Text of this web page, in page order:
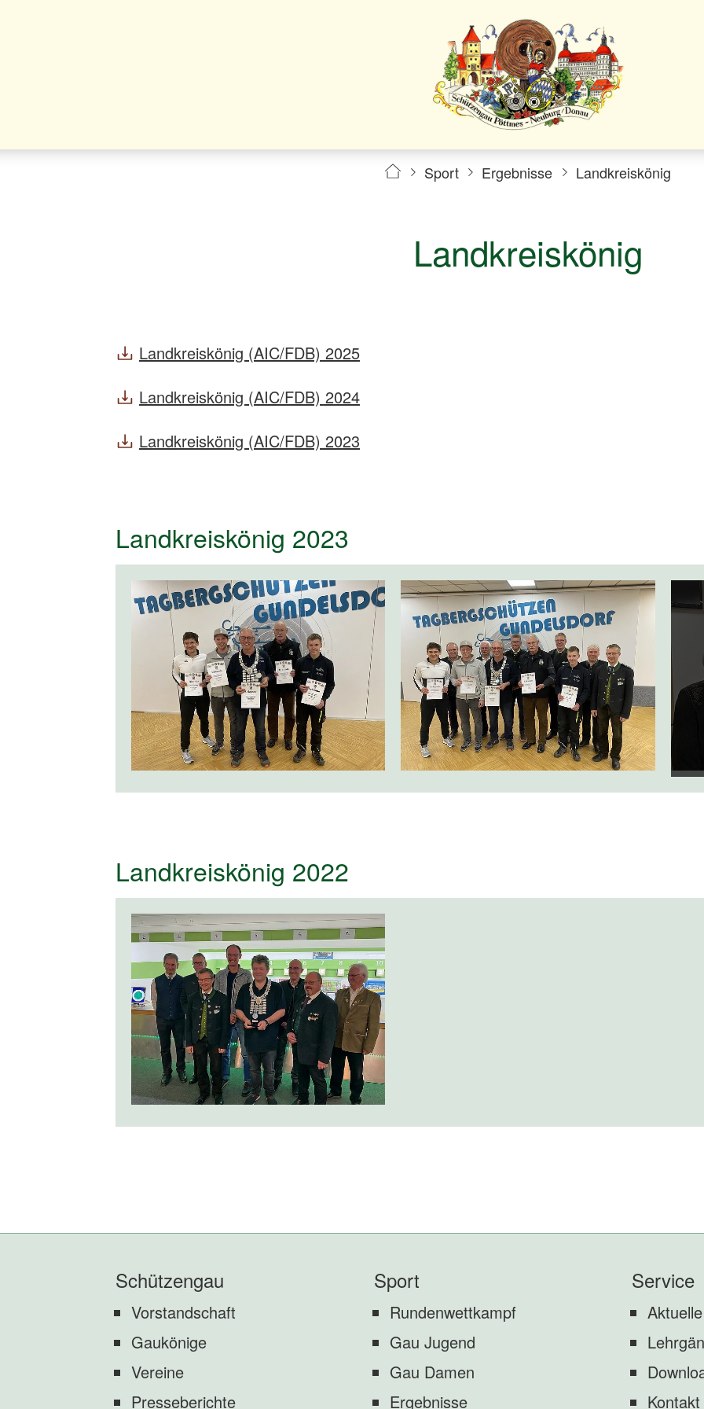
Landkreiskönig
Ergebnisse
Sport
Landkreiskönig
Landkreiskönig (AIC/FDB) 2025
Landkreiskönig (AIC/FDB) 2024
Landkreiskönig (AIC/FDB) 2023
Landkreiskönig 2023
Landkreiskönig 2022
Schützengau
Vorstandschaft
Gaukönige
Vereine
Presseberichte
Sport
Rundenwettkampf
Gau Jugend
Gau Damen
Ergebnisse
Service
Kontakt